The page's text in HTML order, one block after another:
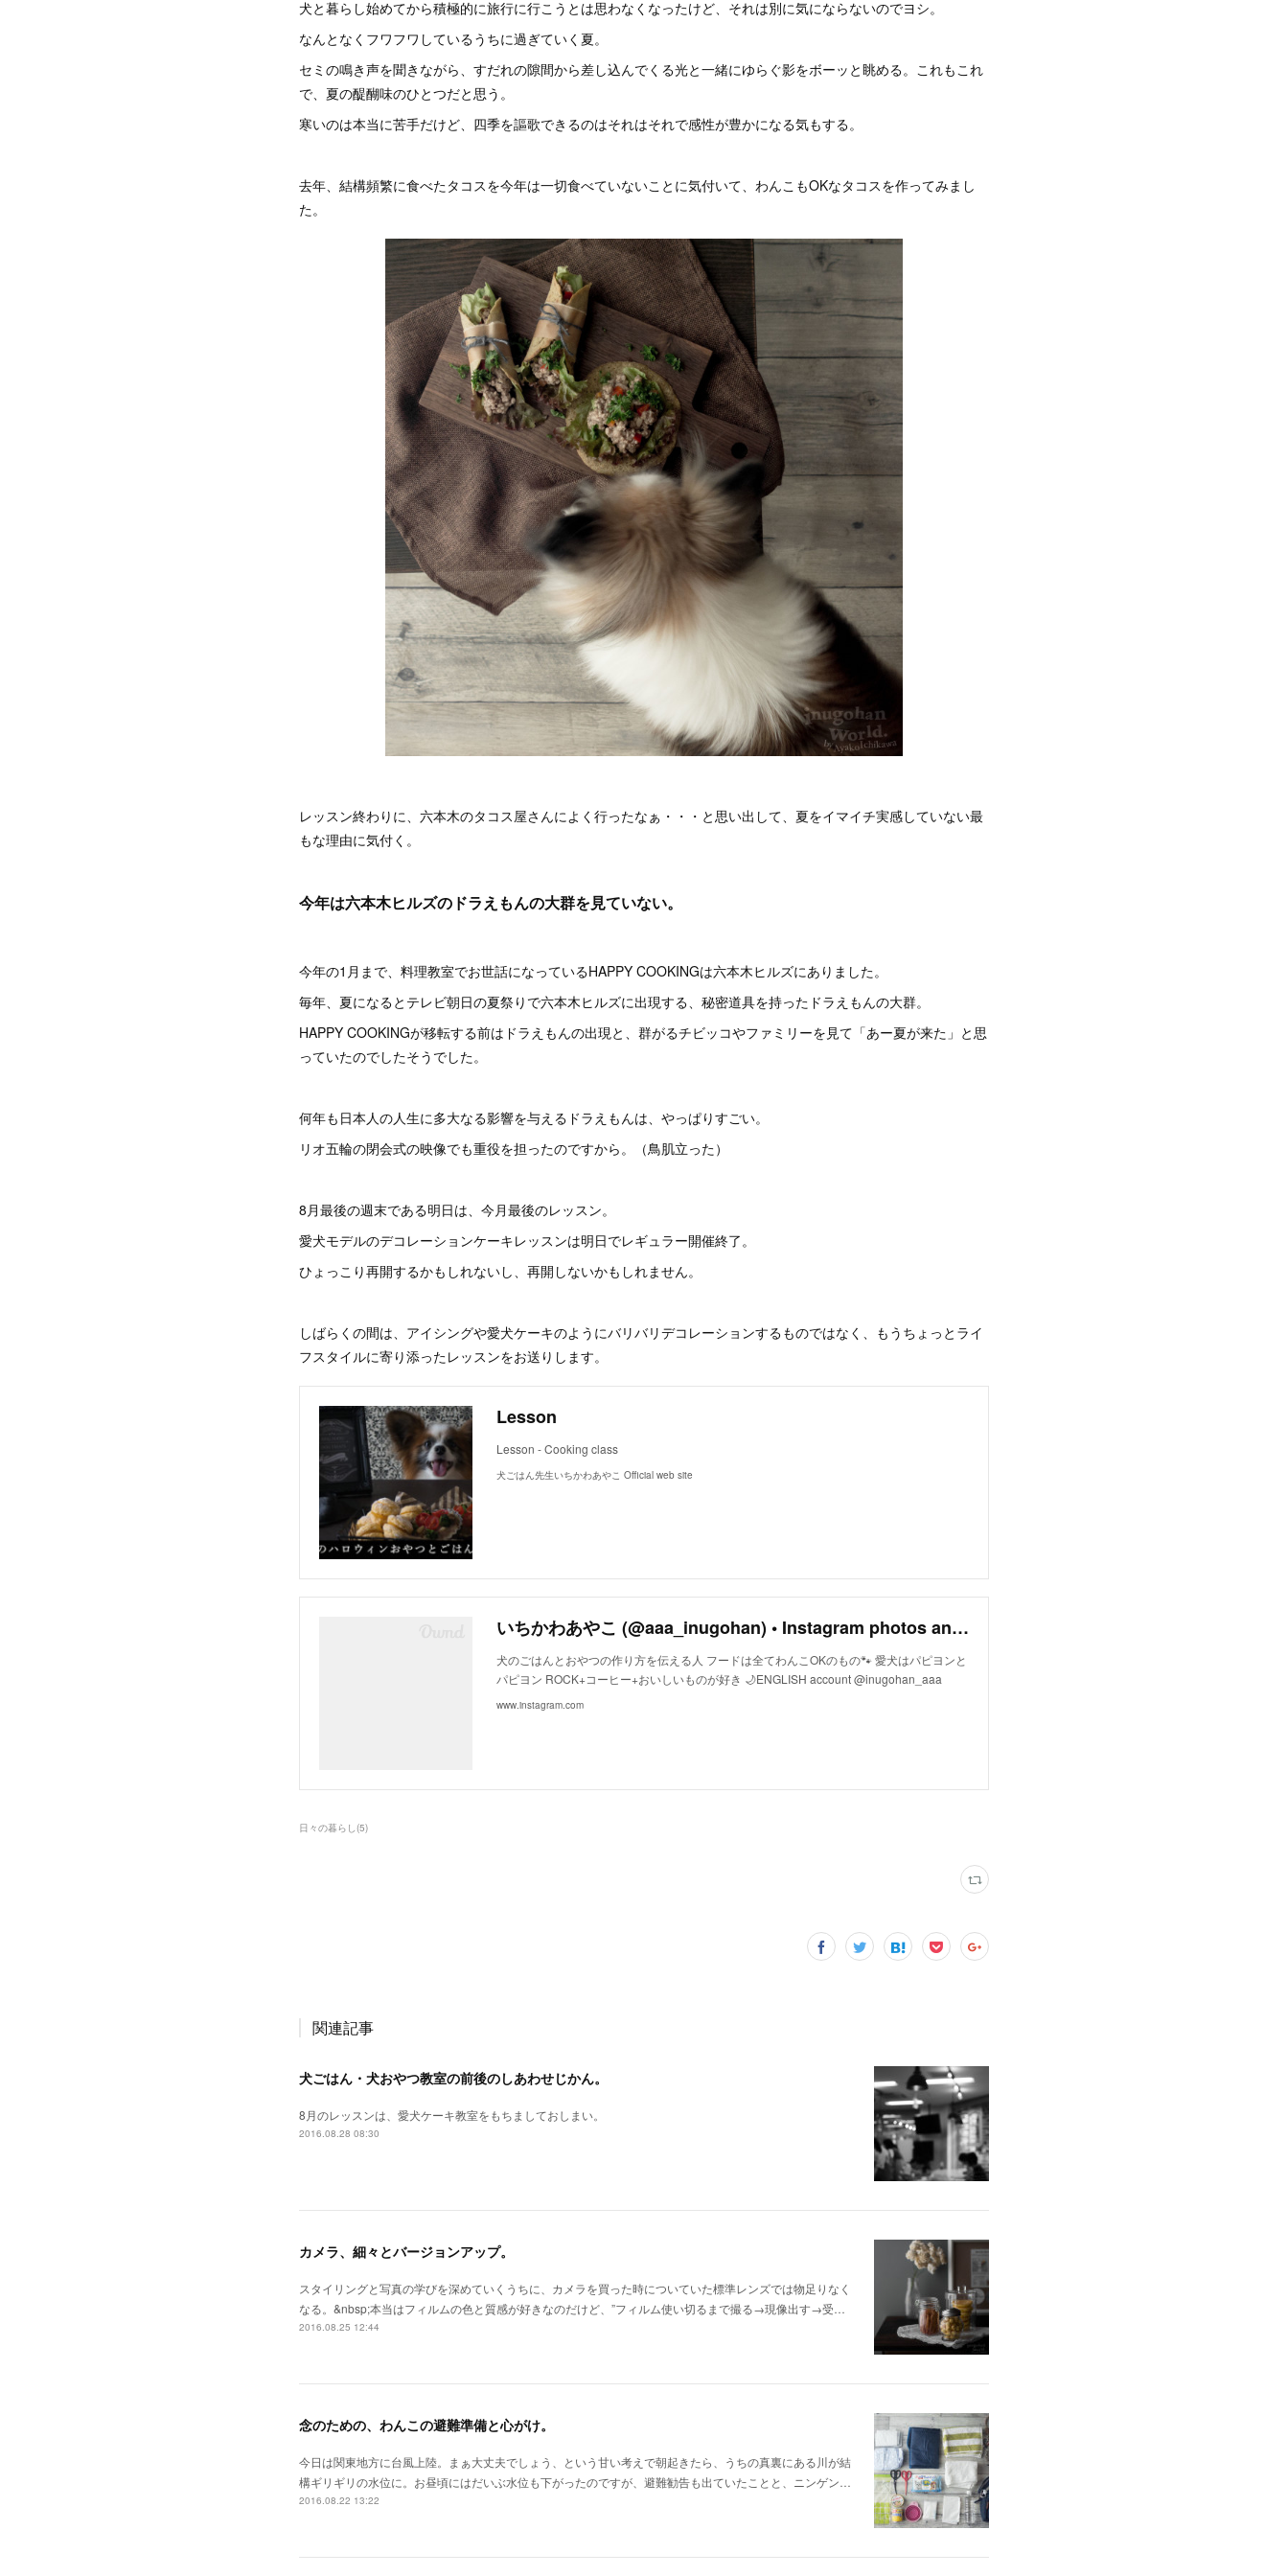
犬と暮らし始めてから積極的に旅行に行こうとは思わなくなったけど、それは別に気にならないのでヨシ。
なんとなくフワフワしているうちに過ぎていく夏。
セミの鳴き声を聞きながら、すだれの隙間から差し込んでくる光と一緒にゆらぐ影をボーッと眺める。これもこれ
で、夏の醍醐味のひとつだと思う。
寒いのは本当に苦手だけど、四季を謳歌できるのはそれはそれで感性が豊かになる気もする。
去年、結構頻繁に食べたタコスを今年は一切食べていないことに気付いて、わんこもOKなタコスを作ってみまし
た。
レッスン終わりに、六本木のタコス屋さんによく行ったなぁ・・・と思い出して、夏をイマイチ実感していない最
もな理由に気付く。
今年は六本木ヒルズのドラえもんの大群を見ていない。
今年の1月まで、料理教室でお世話になっているHAPPY COOKINGは六本木ヒルズにありました。
毎年、夏になるとテレビ朝日の夏祭りで六本木ヒルズに出現する、秘密道具を持ったドラえもんの大群。
HAPPY COOKINGが移転する前はドラえもんの出現と、群がるチビッコやファミリーを見て「あー夏が来た」と思
っていたのでしたそうでした。
何年も日本人の人生に多大なる影響を与えるドラえもんは、やっぱりすごい。
リオ五輪の閉会式の映像でも重役を担ったのですから。（鳥肌立った）
8月最後の週末である明日は、今月最後のレッスン。
愛犬モデルのデコレーションケーキレッスンは明日でレギュラー開催終了。
ひょっこり再開するかもしれないし、再開しないかもしれません。
しばらくの間は、アイシングや愛犬ケーキのようにバリバリデコレーションするものではなく、もうちょっとライ
フスタイルに寄り添ったレッスンをお送りします。
Lesson
Lesson - Cooking class
犬ごはん先生いちかわあやこ Official web site
いちかわあやこ (@aaa_inugohan) • Instagram photos and videos
犬のごはんとおやつの作り方を伝える人 フードは全てわんこOKのもの🐾 愛犬はパピヨンと
パピヨン ROCK+コーヒー+おいしいものが好き 🌙ENGLISH account @inugohan_aaa
www.instagram.com
日々の暮らし (5)
関連記事
犬ごはん・犬おやつ教室の前後のしあわせじかん。
8月のレッスンは、愛犬ケーキ教室をもちましておしまい。
2016.08.28 08:30
カメラ、細々とバージョンアップ。
スタイリングと写真の学びを深めていくうちに、カメラを買った時についていた標準レンズでは物足りなく
なる。&nbsp;本当はフィルムの色と質感が好きなのだけど、”フィルム使い切るまで撮る→現像出す→受…
2016.08.25 12:44
念のための、わんこの避難準備と心がけ。
今日は関東地方に台風上陸。まぁ大丈夫でしょう、という甘い考えで朝起きたら、うちの真裏にある川が結
構ギリギリの水位に。お昼頃にはだいぶ水位も下がったのですが、避難勧告も出ていたことと、ニンゲン…
2016.08.22 13:22